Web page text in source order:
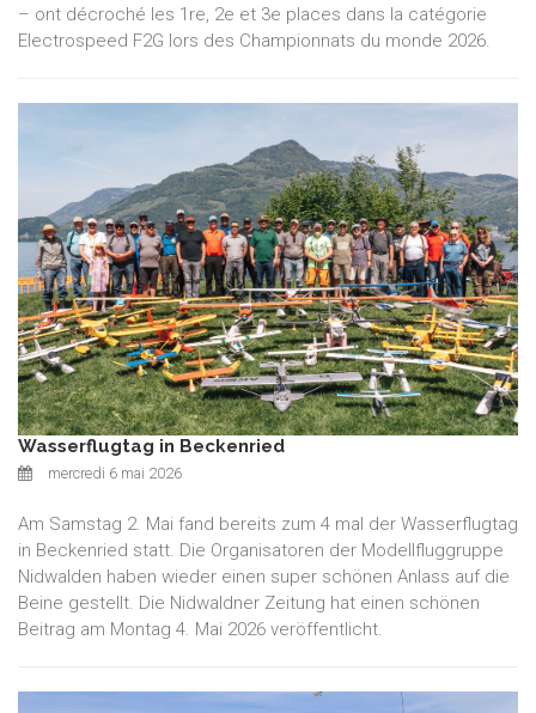
– ont décroché les 1re, 2e et 3e places dans la catégorie
Electrospeed F2G lors des Championnats du monde 2026.
Wasserflugtag in Beckenried
mercredi 6 mai 2026
Am Samstag 2. Mai fand bereits zum 4 mal der Wasserflugtag
in Beckenried statt. Die Organisatoren der Modellfluggruppe
Nidwalden haben wieder einen super schönen Anlass auf die
Beine gestellt. Die Nidwaldner Zeitung hat einen schönen
Beitrag am Montag 4. Mai 2026 veröffentlicht.